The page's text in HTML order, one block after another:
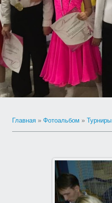
Главная » Фотоальбом » Турниры